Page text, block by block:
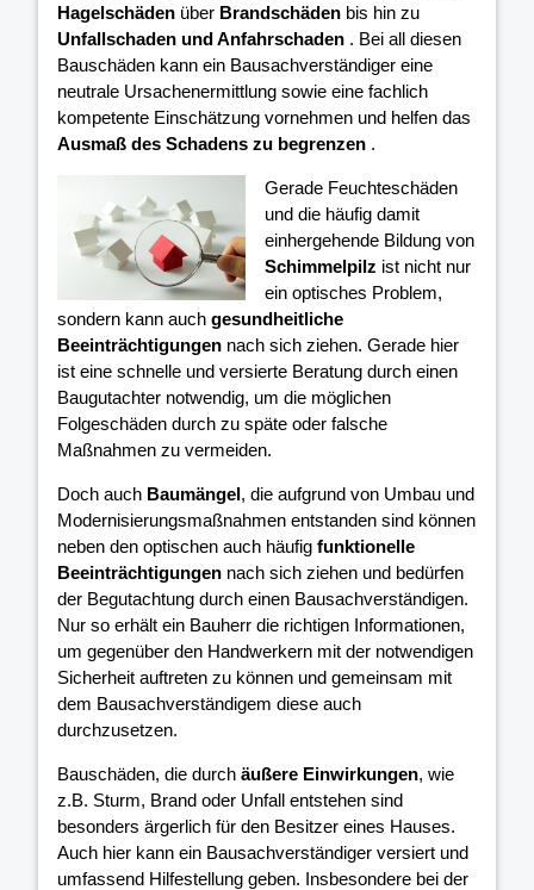
Hagelschäden über Brandschäden bis hin zu
Unfallschaden und Anfahrschaden . Bei all diesen
Bauschäden kann ein Bausachverständiger eine
neutrale Ursachenermittlung sowie eine fachlich
kompetente Einschätzung vornehmen und helfen das
Ausmaß des Schadens zu begrenzen .
Gerade Feuchteschäden
und die häufig damit
einhergehende Bildung von
Schimmelpilz ist nicht nur
ein optisches Problem,
sondern kann auch gesundheitliche
Beeinträchtigungen nach sich ziehen. Gerade hier
ist eine schnelle und versierte Beratung durch einen
Baugutachter notwendig, um die möglichen
Folgeschäden durch zu späte oder falsche
Maßnahmen zu vermeiden.
Doch auch Baumängel, die aufgrund von Umbau und
Modernisierungsmaßnahmen entstanden sind können
neben den optischen auch häufig funktionelle
Beeinträchtigungen nach sich ziehen und bedürfen
der Begutachtung durch einen Bausachverständigen.
Nur so erhält ein Bauherr die richtigen Informationen,
um gegenüber den Handwerkern mit der notwendigen
Sicherheit auftreten zu können und gemeinsam mit
dem Bausachverständigem diese auch
durchzusetzen.
Bauschäden, die durch äußere Einwirkungen, wie
z.B. Sturm, Brand oder Unfall entstehen sind
besonders ärgerlich für den Besitzer eines Hauses.
Auch hier kann ein Bausachverständiger versiert und
umfassend Hilfestellung geben. Insbesondere bei der